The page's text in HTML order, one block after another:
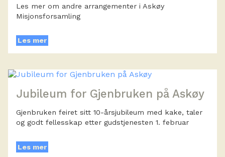
Les mer om andre arrangementer i Askøy
Misjonsforsamling
Les mer
Jubileum for Gjenbruken på Askøy
Gjenbruken feiret sitt 10-årsjubileum med kake, taler
og godt fellesskap etter gudstjenesten 1. februar
Les mer